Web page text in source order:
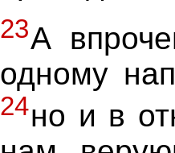
23А
одному
24но и в